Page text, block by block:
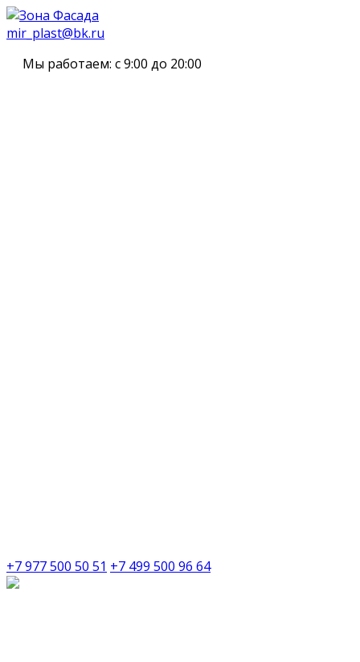
mir_plast@bk.ru
Мы работаем: с 9:00 до 20:00
+7 977 500 50 51 +7 499 500 96 64